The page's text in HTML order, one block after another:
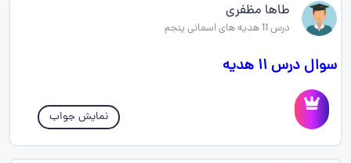
طاها مظفری
درس 11 هدیه های اسمانی پنجم
سوال درس ۱۱ هدیه
نمایش جواب